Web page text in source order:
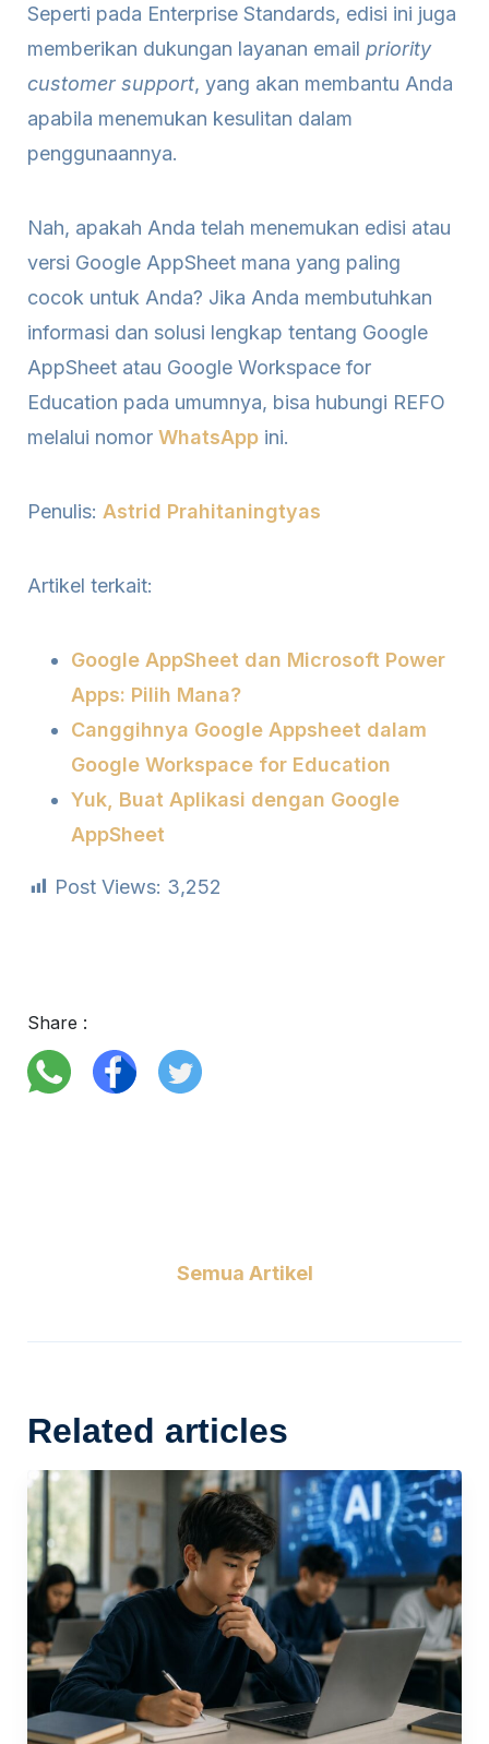
Seperti pada Enterprise Standards, edisi ini juga
memberikan dukungan layanan email priority
customer support, yang akan membantu Anda
apabila menemukan kesulitan dalam
penggunaannya.
Nah, apakah Anda telah menemukan edisi atau
versi Google AppSheet mana yang paling
cocok untuk Anda? Jika Anda membutuhkan
informasi dan solusi lengkap tentang Google
AppSheet atau Google Workspace for
Education pada umumnya, bisa hubungi REFO
melalui nomor WhatsApp ini.
Penulis: Astrid Prahitaningtyas
Artikel terkait:
Google AppSheet dan Microsoft Power
Apps: Pilih Mana?
Canggihnya Google Appsheet dalam
Google Workspace for Education
Yuk, Buat Aplikasi dengan Google
AppSheet
Post Views: 3,252
Share :
Semua Artikel
Related articles